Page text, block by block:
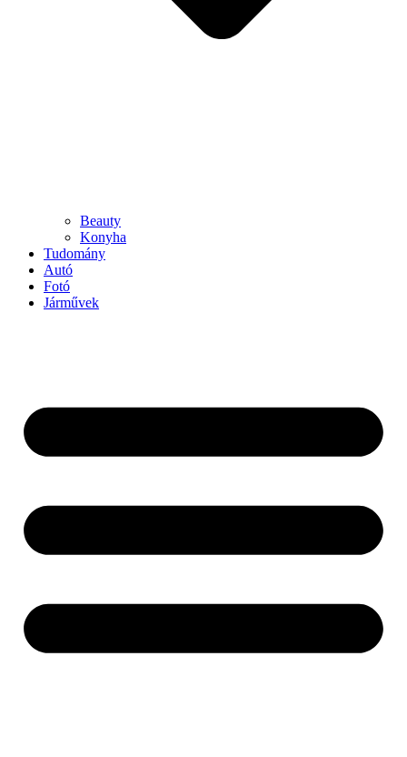
Beauty
Konyha
Tudomány
Autó
Fotó
Járművek